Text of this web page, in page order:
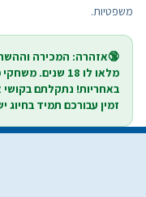
משפטיות.
🔞אזהרה: המכירה
מלאו לו 18
באחריות! נתקלתם בקושי
זמין עבורכם תמיד בחיוג